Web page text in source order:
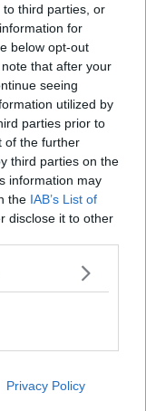
third parties, or
for
below opt-out
that after your
seeing
utilized by
parties prior to
of the further
third parties on the
information may
the IAB’s List of
disclose it to other
Privacy Policy
della guerra e
la morte
parte)
Questo è il
e
tensione